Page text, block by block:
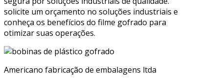
solicite um orçamento no soluções industriais e
conheça os benefícios do filme gofrado para
otimizar suas operações.
Americano fabricação de embalagens ltda